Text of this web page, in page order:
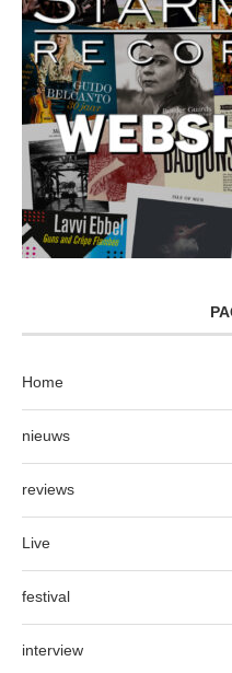
Home
nieuws
reviews
Live
festival
interview